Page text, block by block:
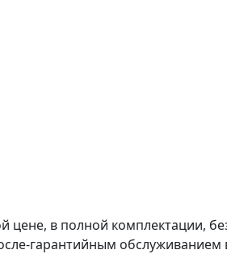
в полной комплектации,
гарантийным